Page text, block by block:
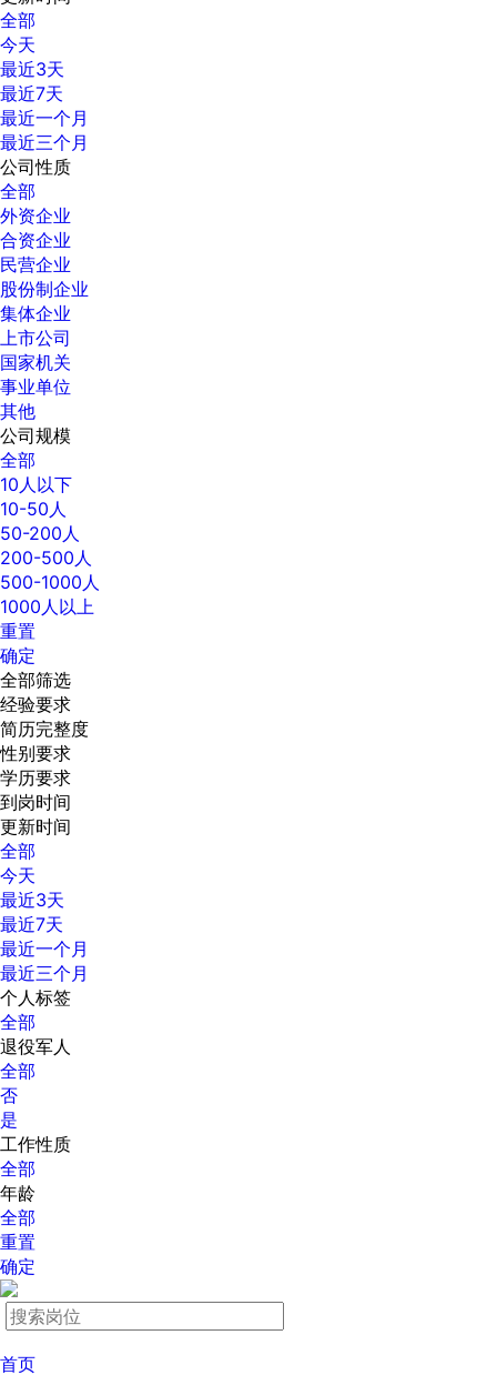
全部
今天
最近3天
最近7天
最近一个月
最近三个月
公司性质
全部
外资企业
合资企业
民营企业
股份制企业
集体企业
上市公司
国家机关
事业单位
其他
公司规模
全部
10人以下
10-50人
50-200人
200-500人
500-1000人
1000人以上
重置
确定
全部筛选
经验要求
简历完整度
性别要求
学历要求
到岗时间
更新时间
全部
今天
最近3天
最近7天
最近一个月
最近三个月
个人标签
全部
退役军人
全部
否
是
工作性质
全部
年龄
全部
重置
确定
首页